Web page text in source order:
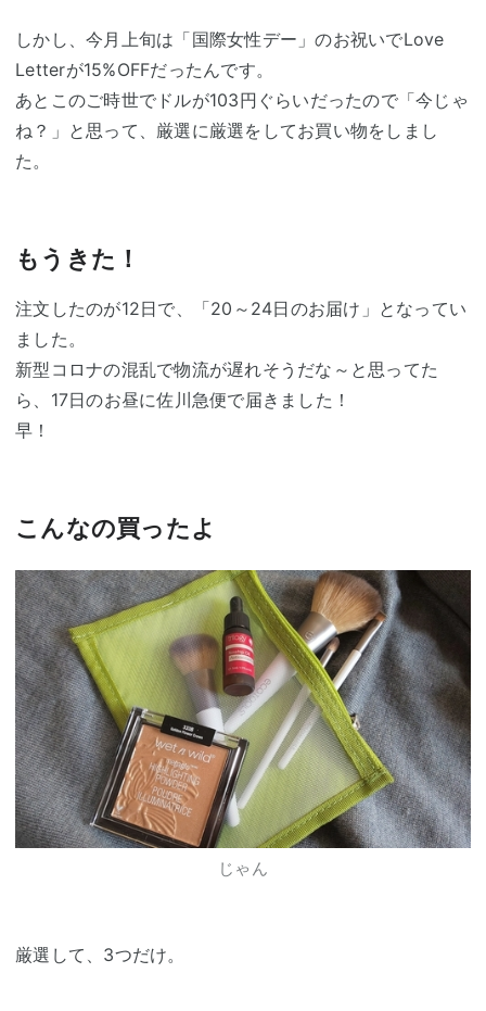
しかし、今月上旬は「国際女性デー」のお祝いでLove
Letterが15%OFFだったんです。
あとこのご時世でドルが103円ぐらいだったので「今じゃ
ね？」と思って、厳選に厳選をしてお買い物をしまし
た。
もうきた！
注文したのが12日で、「20～24日のお届け」となってい
ました。
新型コロナの混乱で物流が遅れそうだな～と思ってた
ら、17日のお昼に佐川急便で届きました！
早！
こんなの買ったよ
じゃん
厳選して、3つだけ。